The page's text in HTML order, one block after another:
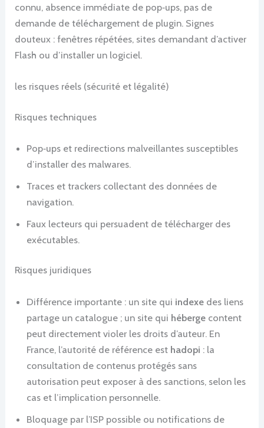
connu, absence immédiate de pop‑ups, pas de
demande de téléchargement de plugin. Signes
douteux : fenêtres répétées, sites demandant d’activer
Flash ou d’installer un logiciel.
les risques réels (sécurité et légalité)
Risques techniques
Pop‑ups et redirections malveillantes susceptibles
d’installer des malwares.
Traces et trackers collectant des données de
navigation.
Faux lecteurs qui persuadent de télécharger des
exécutables.
Risques juridiques
Différence importante : un site qui indexe des liens
partage un catalogue ; un site qui héberge content
peut directement violer les droits d’auteur. En
France, l’autorité de référence est hadopi : la
consultation de contenus protégés sans
autorisation peut exposer à des sanctions, selon les
cas et l’implication personnelle.
Bloquage par l’ISP possible ou notifications de